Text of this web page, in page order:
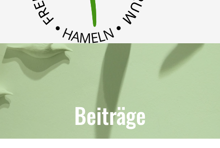
FEZ
Freies Evangelisches Zentrum in Hameln
Beiträge